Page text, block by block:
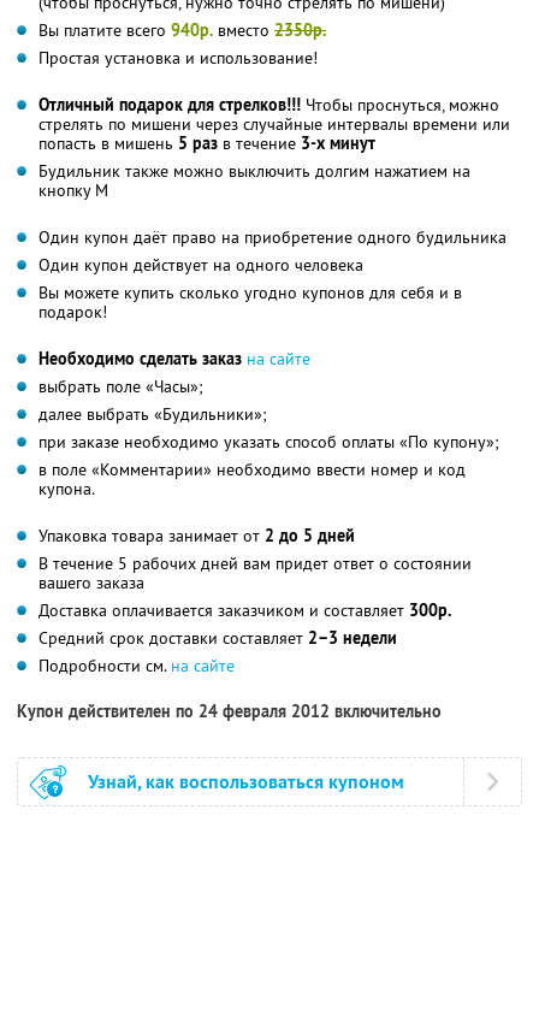
Вы платите всего 940р. вместо 2350р.
Простая установка и использование!
Отличный подарок для стрелков!!! Чтобы проснуться, можно
стрелять по мишени через случайные интервалы времени или
попасть в мишень 5 раз в течение 3-х минут
Будильник также можно выключить долгим нажатием на
кнопку М
Один купон даёт право на приобретение одного будильника
Один купон действует на одного человека
Вы можете купить сколько угодно купонов для себя и в
подарок!
Необходимо сделать заказ на сайте
выбрать поле «Часы»;
далее выбрать «Будильники»;
при заказе необходимо указать способ оплаты «По купону»;
в поле «Комментарии» необходимо ввести номер и код
купона.
Упаковка товара занимает от 2 до 5 дней
В течение 5 рабочих дней вам придет ответ о состоянии
вашего заказа
Доставка оплачивается заказчиком и составляет 300р.
Средний срок доставки составляет 2–3 недели
Подробности см.на сайте
Купон действителен по 24 февраля 2012 включительно
Узнай, как воспользоваться купоном